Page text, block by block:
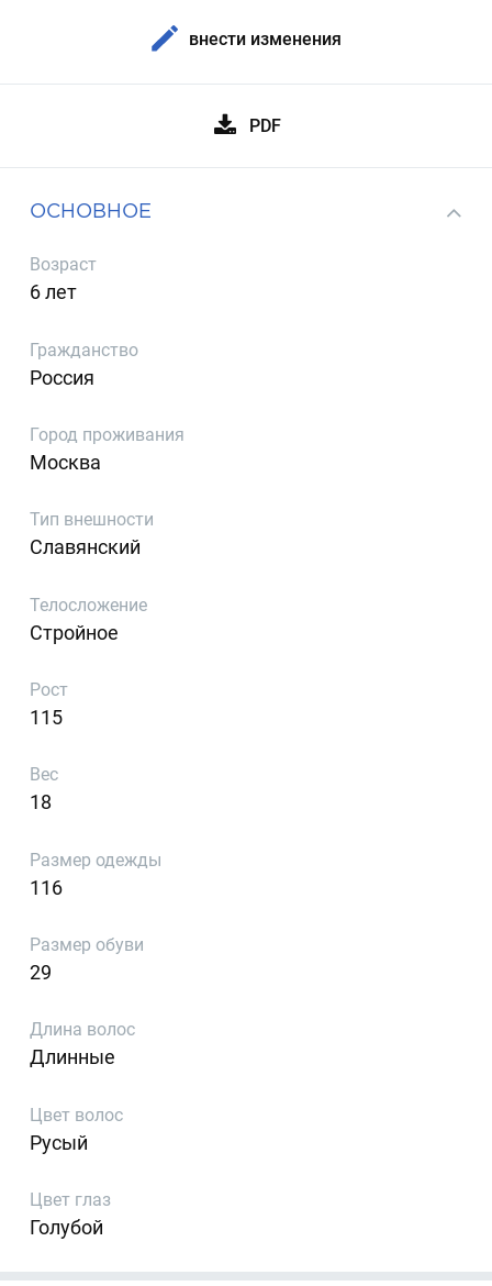
внести изменения
PDF
ОСНОВНОЕ
Возраст
6 лет
Гражданство
Россия
Город проживания
Москва
Тип внешности
Славянский
Телосложение
Стройное
Рост
115
Вес
18
Размер одежды
116
Размер обуви
29
Длина волос
Длинные
Цвет волос
Русый
Цвет глаз
Голубой